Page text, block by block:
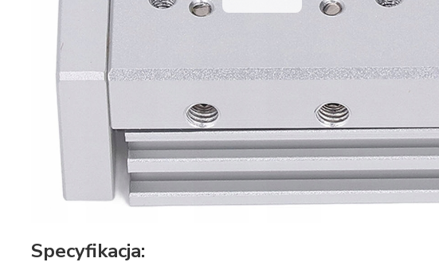
Specyfikacja: